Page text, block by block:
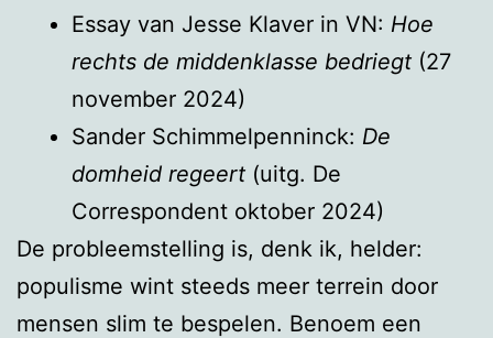
Essay van Jesse Klaver in VN: Hoe
rechts de middenklasse bedriegt (27
november 2024)
Sander Schimmelpenninck: De
domheid regeert (uitg. De
Correspondent oktober 2024)
De probleemstelling is, denk ik, helder:
populisme wint steeds meer terrein door
mensen slim te bespelen. Benoem een